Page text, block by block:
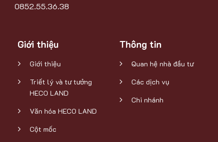
0852.55.36.38
Giới thiệu
Giới thiệu
Triết lý và tư tưởng
HECO LAND
Văn hóa HECO LAND
Cột mốc
Thông tin
Quan hệ nhà đầu tư
Các dịch vụ
Chi nhánh